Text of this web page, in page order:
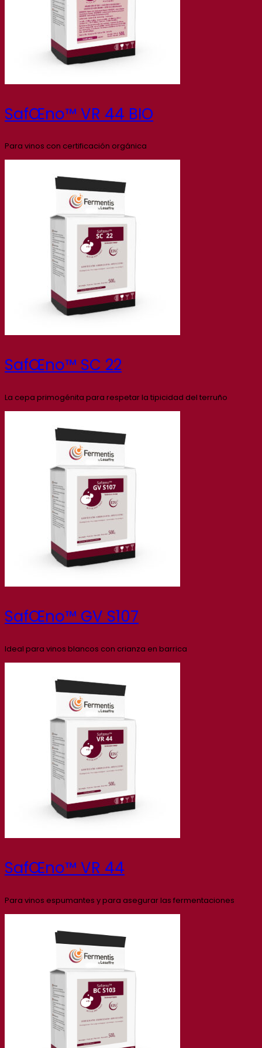
SafŒno™ VR 44 BIO
Para vinos con certificación orgánica
SafŒno™ SC 22
La cepa primogénita para respetar la tipicidad del terruño
SafŒno™ GV S107
Ideal para vinos blancos con crianza en barrica
SafŒno™ VR 44
Para vinos espumantes y para asegurar las fermentaciones